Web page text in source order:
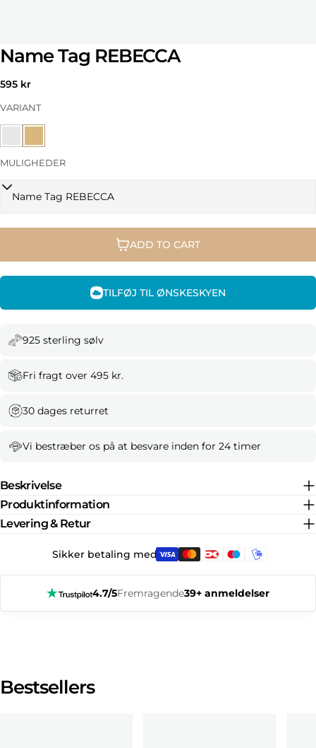
Name Tag REBECCA
Regular
595 kr
VARIANT
MULIGHEDER
ADD TO CART
TILFØJ TIL ØNSKESKYEN
925 sterling sølv
Fri fragt over 495 kr.
30 dages returret
Vi bestræber os på at besvare inden for 24 timer
Beskrivelse
Produktinformation
Levering & Retur
Sikker betaling med:
4.7/5Fremragende39+ anmeldelser
Bestsellers